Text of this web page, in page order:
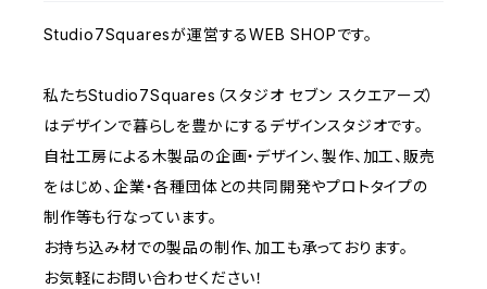
Studio7Squaresが運営するWEB SHOPです。
私たちStudio7Squares（スタジオ セブン スクエアーズ）
はデザインで暮らしを豊かにするデザインスタジオです。
自社工房による木製品の企画・デザイン、製作、加工、販売
をはじめ、企業・各種団体との共同開発やプロトタイプの
制作等も行なっています。
お持ち込み材での製品の制作、加工も承っております。
お気軽にお問い合わせください！